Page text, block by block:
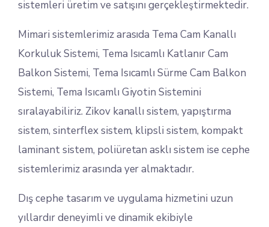
sistemleri üretim ve satışını gerçekleştirmektedir.
Mimari sistemlerimiz arasıda Tema Cam Kanallı
Korkuluk Sistemi, Tema Isıcamlı Katlanır Cam
Balkon Sistemi, Tema Isıcamlı Sürme Cam Balkon
Sistemi, Tema Isıcamlı Giyotin Sistemini
sıralayabiliriz. Zikov kanallı sistem, yapıştırma
sistem, sinterflex sistem, klipsli sistem, kompakt
laminant sistem, poliüretan asklı sistem ise cephe
sistemlerimiz arasında yer almaktadır.
Dış cephe tasarım ve uygulama hizmetini uzun
yıllardır deneyimli ve dinamik ekibiyle